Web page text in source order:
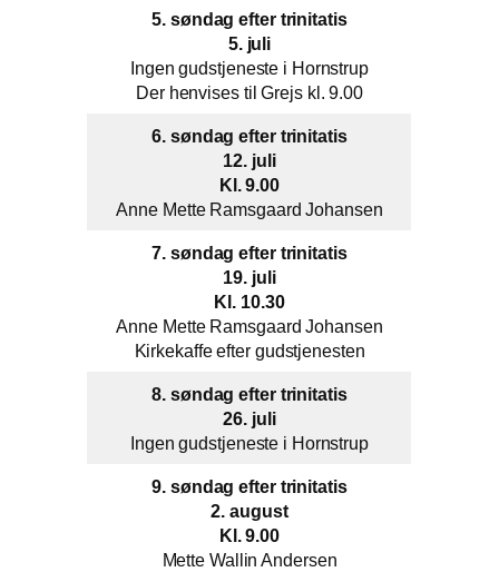
5. søndag efter trinitatis
5. juli
Ingen gudstjeneste i Hornstrup
Der henvises til Grejs kl. 9.00
6. søndag efter trinitatis
12. juli
Kl. 9.00
Anne Mette Ramsgaard Johansen
7. søndag efter trinitatis
19. juli
Kl. 10.30
Anne Mette Ramsgaard Johansen
Kirkekaffe efter gudstjenesten
8. søndag efter trinitatis
26. juli
Ingen gudstjeneste i Hornstrup
9. søndag efter trinitatis
2. august
Kl. 9.00
Mette Wallin Andersen